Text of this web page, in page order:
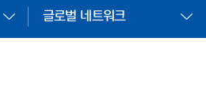
글로벌 네트워크